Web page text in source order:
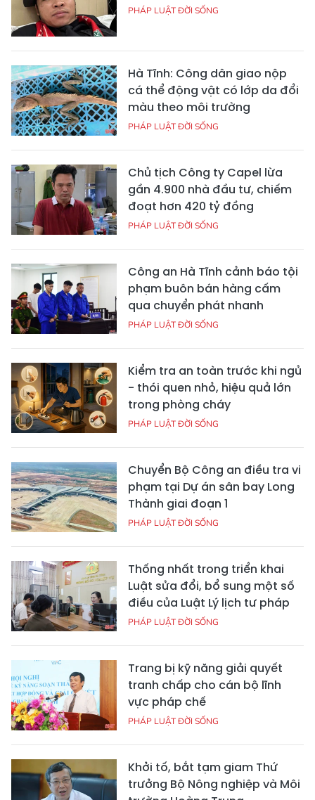
PHÁP LUẬT ĐỜI SỐNG
Hà Tĩnh: Công dân giao nộp
cá thể động vật có lớp da đổi
màu theo môi trường
PHÁP LUẬT ĐỜI SỐNG
Chủ tịch Công ty Capel lừa
gần 4.900 nhà đầu tư, chiếm
đoạt hơn 420 tỷ đồng
PHÁP LUẬT ĐỜI SỐNG
Công an Hà Tĩnh cảnh báo tội
phạm buôn bán hàng cấm
qua chuyển phát nhanh
PHÁP LUẬT ĐỜI SỐNG
Kiểm tra an toàn trước khi ngủ
- thói quen nhỏ, hiệu quả lớn
trong phòng cháy
PHÁP LUẬT ĐỜI SỐNG
Chuyển Bộ Công an điều tra vi
phạm tại Dự án sân bay Long
Thành giai đoạn 1
PHÁP LUẬT ĐỜI SỐNG
Thống nhất trong triển khai
Luật sửa đổi, bổ sung một số
điều của Luật Lý lịch tư pháp
PHÁP LUẬT ĐỜI SỐNG
Trang bị kỹ năng giải quyết
tranh chấp cho cán bộ lĩnh
vực pháp chế
PHÁP LUẬT ĐỜI SỐNG
Khởi tố, bắt tạm giam Thứ
trưởng Bộ Nông nghiệp và Môi